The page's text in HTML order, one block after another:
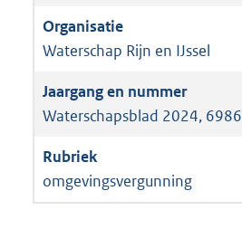
Waterschap Rijn en IJssel
Waterschapsblad 2024, 6986
omgevingsvergunning